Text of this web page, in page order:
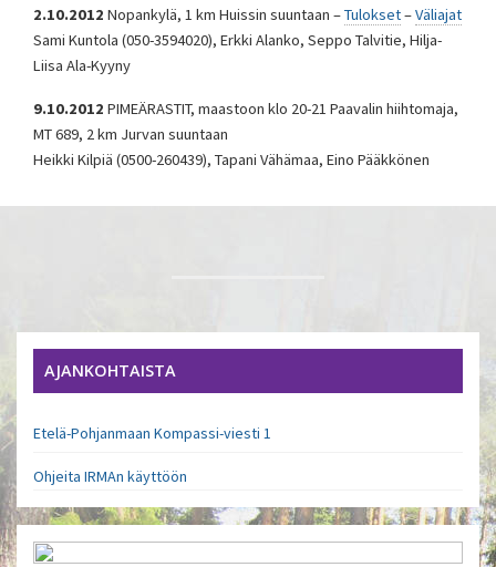
2.10.2012 Nopankylä, 1 km Huissin suuntaan –Tulokset–Väliajat
Sami Kuntola (050-3594020), Erkki Alanko, Seppo Talvitie, Hilja-
Liisa Ala-Kyyny
9.10.2012 PIMEÄRASTIT, maastoon klo 20-21 Paavalin hiihtomaja,
MT 689, 2 km Jurvan suuntaan
Heikki Kilpiä (0500-260439), Tapani Vähämaa, Eino Pääkkönen
AJANKOHTAISTA
Etelä-Pohjanmaan Kompassi-viesti 1
Ohjeita IRMAn käyttöön